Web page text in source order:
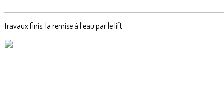
Travaux finis, la remise à l’eau par le lift